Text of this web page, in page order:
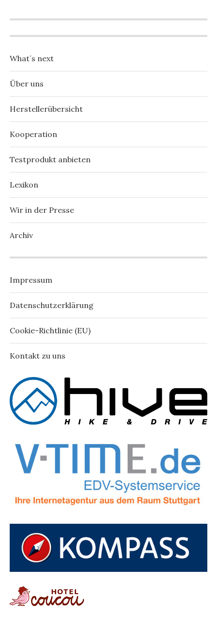
What´s next
Über uns
Herstellerübersicht
Kooperation
Testprodukt anbieten
Lexikon
Wir in der Presse
Archiv
Impressum
Datenschutzerklärung
Cookie-Richtlinie (EU)
Kontakt zu uns